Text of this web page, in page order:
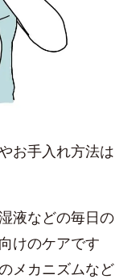
お手入れ方法は
液などの毎日の
けのケアです
メカニズムなど